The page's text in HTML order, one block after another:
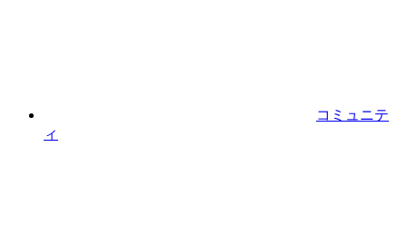
コミュニテ
ィ